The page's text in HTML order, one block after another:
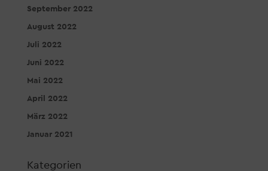
September 2022
August 2022
Juli 2022
Juni 2022
Mai 2022
April 2022
März 2022
Januar 2021
Kategorien